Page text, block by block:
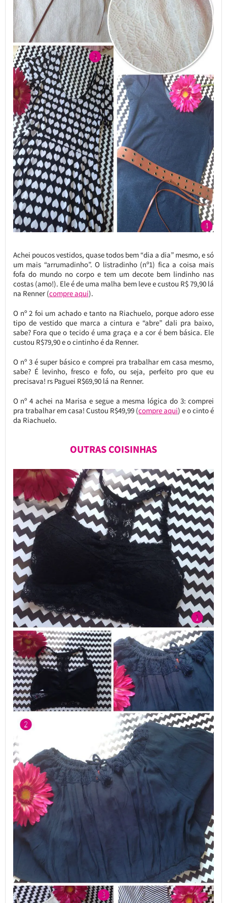
Achei poucos vestidos, quase todos bem “dia a dia” mesmo, e só
um mais “arrumadinho”. O listradinho (nº1) fica a coisa mais
fofa do mundo no corpo e tem um decote bem lindinho nas
costas (amo!). Ele é de uma malha bem leve e custou R$ 79,90 lá
na Renner (compre aqui).
O nº 2 foi um achado e tanto na Riachuelo, porque adoro esse
tipo de vestido que marca a cintura e “abre” dali pra baixo,
sabe? Fora que o tecido é uma graça e a cor é bem básica. Ele
custou R$79,90 e o cintinho é da Renner.
O nº 3 é super básico e comprei pra trabalhar em casa mesmo,
sabe? É levinho, fresco e fofo, ou seja, perfeito pro que eu
precisava! rs Paguei R$69,90 lá na Renner.
O nº 4 achei na Marisa e segue a mesma lógica do 3: comprei
pra trabalhar em casa! Custou R$49,99 (compre aqui) e o cinto é
da Riachuelo.
OUTRAS COISINHAS